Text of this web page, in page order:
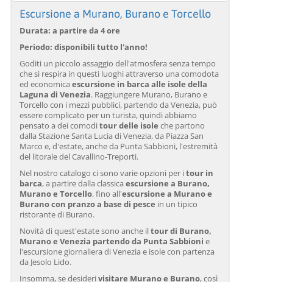
Escursione a Murano, Burano e Torcello
Durata: a partire da 4 ore
Periodo: disponibili tutto l'anno!
Goditi un piccolo assaggio dell'atmosfera senza tempo
che si respira in questi luoghi attraverso una comodota
ed economica escursione in barca alle isole della
Laguna di Venezia. Raggiungere Murano, Burano e
Torcello con i mezzi pubblici, partendo da Venezia, può
essere complicato per un turista, quindi abbiamo
pensato a dei comoditour delle isole che partono
dalla Stazione Santa Lucia di Venezia, da Piazza San
Marco e, d'estate, anche da Punta Sabbioni, l'estremità
del litorale del Cavallino-Treporti.
Nel nostro catalogo ci sono varie opzioni per itour in
barca, a partire dalla classica escursione a Burano,
Murano e Torcello, fino all'escursione a Murano e
Burano con pranzo a base di pesce in un tipico
ristorante di Burano.
Novità di quest'estate sono anche iltour di Burano,
Murano e Venezia partendo da Punta Sabbioni e
l'escursione giornaliera di Venezia e isole con partenza
da Jesolo Lido.
Insomma, se desiderivisitare Murano e Burano, così